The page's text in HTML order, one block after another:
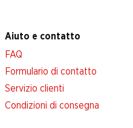
Aiuto e contatto
FAQ
Formulario di contatto
Servizio clienti
Condizioni di consegna